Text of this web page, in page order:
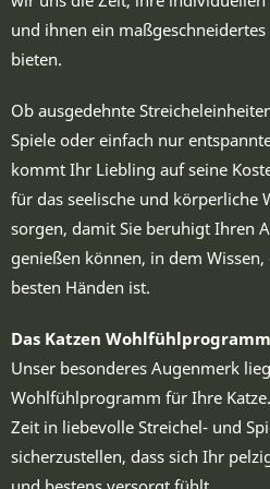
und ihnen ein
bieten.
Ob ausgedehnte
Spiele oder einfach nur
kommt Ihr Liebling auf seine
für das seelische und körperliche
sorgen, damit Sie beruhigt Ihren
genießen können, in dem
besten Händen ist.
Das Katzen Wohlfühlprogramm
Unser besonderes Augenmerk
Wohlfühlprogramm für Ihre
Zeit in liebevolle Streichel- und
sicherzustellen, dass sich Ihr